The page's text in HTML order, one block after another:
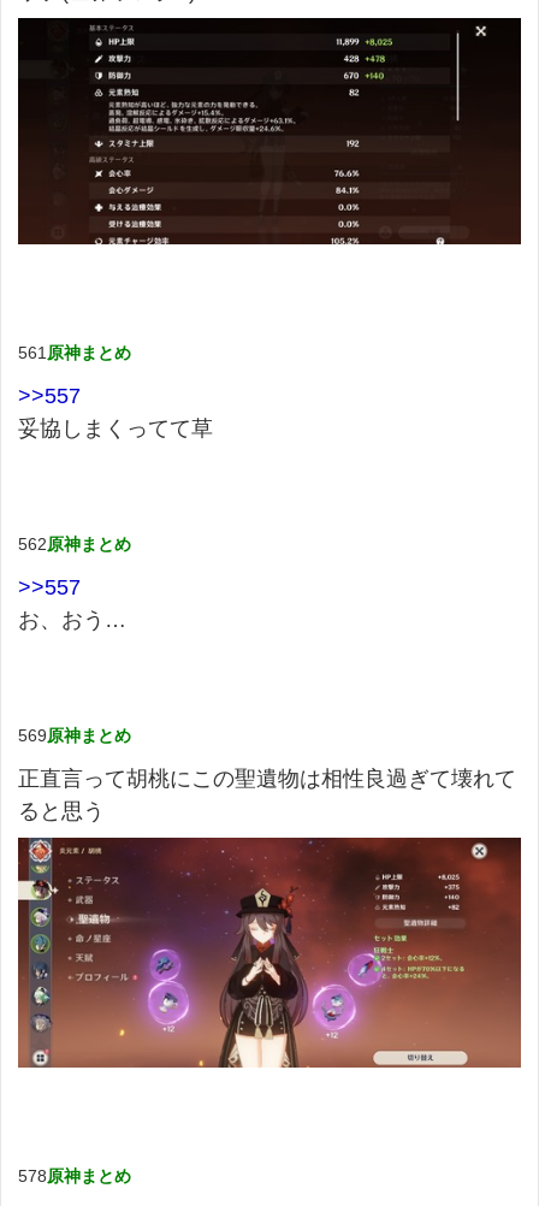
561 原神まとめ
>>557
妥協しまくってて草
562原神まとめ
>>557
お、おう…
569原神まとめ
正直言って胡桃にこの聖遺物は相性良過ぎて壊れて
ると思う
578原神まとめ